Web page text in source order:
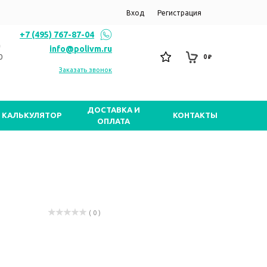
Вход Регистрация
+7 (495) 767-87-04
info@polivm.ru
Заказать звонок
0 ₽
КАЛЬКУЛЯТОР
ДОСТАВКА И
ОПЛАТА
КОНТАКТЫ
( 0 )